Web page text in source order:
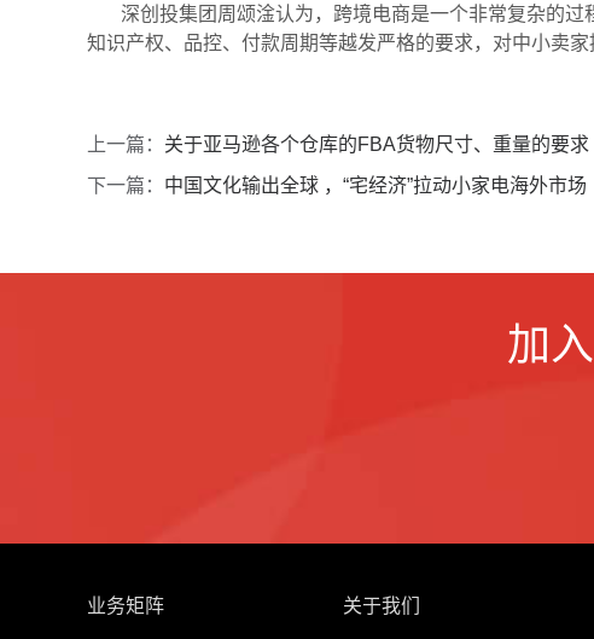
深创投集团周颂淦认为，跨境电商是一个非常复杂的过
知识产权、品控、付款周期等越发严格的要求，对中小卖
上一篇： 关于亚马逊各个仓库的FBA货物尺寸、重量的要求
下一篇： 中国文化输出全球 ，“宅经济”拉动小家电海外市场
加
业务矩阵 关于我们